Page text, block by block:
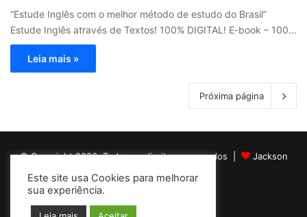
“Estude Inglês com o melhor método de estudo do Brasil”
Estude Inglês através de Textos! 100% DIGITAL! E-book – 100…
Leia mais »
Próxima página
© Copyright 2026, Todos os direitos reservados |
Jackson
Roger Idiomas
Facebook
Este site usa Cookies para melhorar
sua experiência.